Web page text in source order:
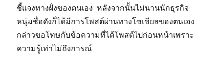
ชี้แจงทางฝั่งของตนเอง หลังจากนั้นไม่นานนักธุรกิจ
หนุ่มชื่อดังก็ได้มีการโพสต์ผ่านทางโซเชียลของตนเอง
กล่าวขอโทษกับข้อความที่ได้โพสต์ไปก่อนหน้าเพราะ
ความรู้เท่าไม่ถึงการณ์